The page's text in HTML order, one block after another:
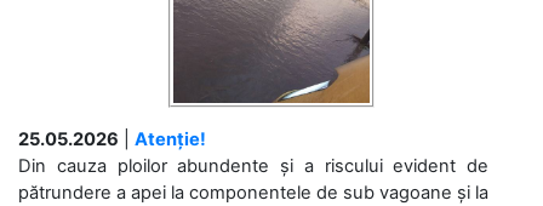
25.05.2026
Atenție!
Din cauza ploilor abundente și a riscului evident de
pătrundere a apei la componentele de sub vagoane și la